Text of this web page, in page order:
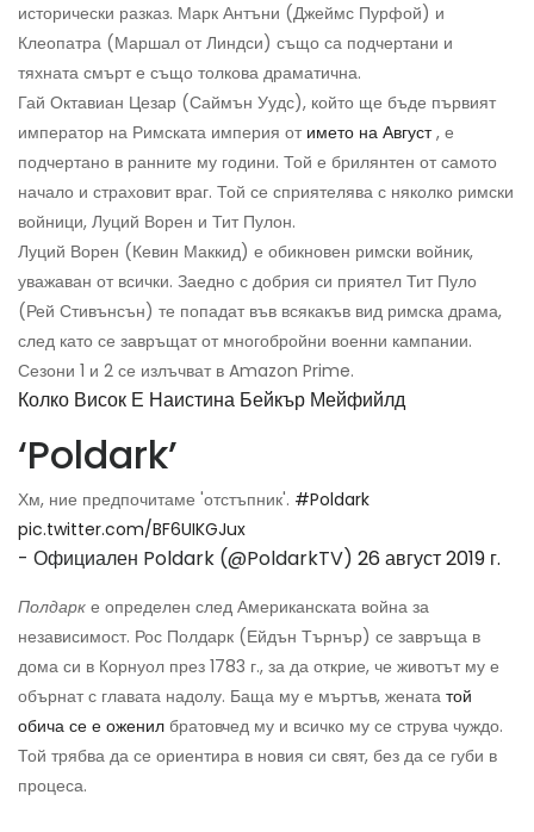
исторически разказ. Марк Антъни (Джеймс Пурфой) и
Клеопатра (Маршал от Линдси) също са подчертани и
тяхната смърт е също толкова драматична.
Гай Октавиан Цезар (Саймън Уудс), който ще бъде първият
император на Римската империя от името на Август, е
подчертано в ранните му години. Той е брилянтен от самото
начало и страховит враг. Той се сприятелява с няколко римски
войници, Луций Ворен и Тит Пулон.
Луций Ворен (Кевин Маккид) е обикновен римски войник,
уважаван от всички. Заедно с добрия си приятел Тит Пуло
(Рей Стивънсън) те попадат във всякакъв вид римска драма,
след като се завръщат от многобройни военни кампании.
Сезони 1 и 2 се излъчват в Amazon Prime.
Колко Висок Е Наистина Бейкър Мейфийлд
‘Poldark’
Хм, ние предпочитаме 'отстъпник'. #Poldark
pic.twitter.com/BF6UIKGJux
- Официален Poldark (@PoldarkTV) 26 август 2019 г.
Полдарк е определен след Американската война за
независимост. Рос Полдарк (Ейдън Търнър) се завръща в
дома си в Корнуол през 1783 г., за да открие, че животът му е
обърнат с главата надолу. Баща му е мъртъв, жената той
обича се е оженил братовчед му и всичко му се струва чуждо.
Той трябва да се ориентира в новия си свят, без да се губи в
процеса.